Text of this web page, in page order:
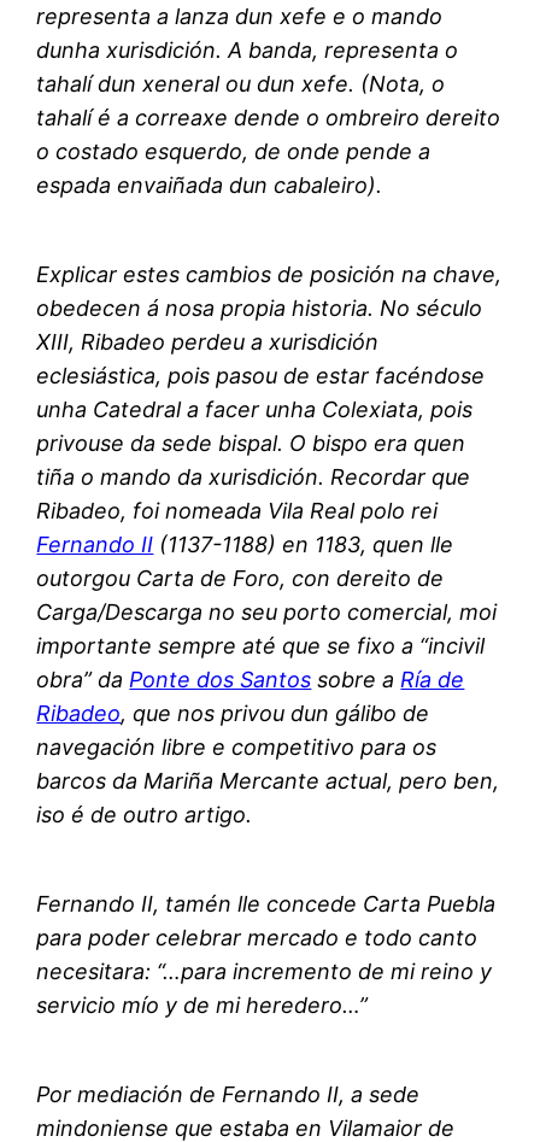
representa a lanza dun xefe e o mando
dunha xurisdición. A banda, representa o
tahalí dun xeneral ou dun xefe. (Nota, o
tahalí é a correaxe dende o ombreiro dereito
o costado esquerdo, de onde pende a
espada envaiñada dun cabaleiro).
Explicar estes cambios de posición na chave,
obedecen á nosa propia historia. No século
XIII, Ribadeo perdeu a xurisdición
eclesiástica, pois pasou de estar facéndose
unha Catedral a facer unha Colexiata, pois
privouse da sede bispal. O bispo era quen
tiña o mando da xurisdición. Recordar que
Ribadeo, foi nomeada Vila Real polo rei
Fernando II (1137-1188) en 1183, quen lle
outorgou Carta de Foro, con dereito de
Carga/Descarga no seu porto comercial, moi
importante sempre até que se fixo a “incivil
obra” da Ponte dos Santos sobre a Ría de
Ribadeo, que nos privou dun gálibo de
navegación libre e competitivo para os
barcos da Mariña Mercante actual, pero ben,
iso é de outro artigo.
Fernando II, tamén lle concede Carta Puebla
para poder celebrar mercado e todo canto
necesitara: “…para incremento de mi reino y
servicio mío y de mi heredero…”
Por mediación de Fernando II, a sede
mindoniense que estaba en Vilamaior de